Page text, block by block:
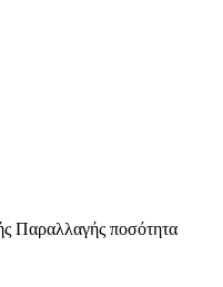
Παραλλαγής ποσότητα